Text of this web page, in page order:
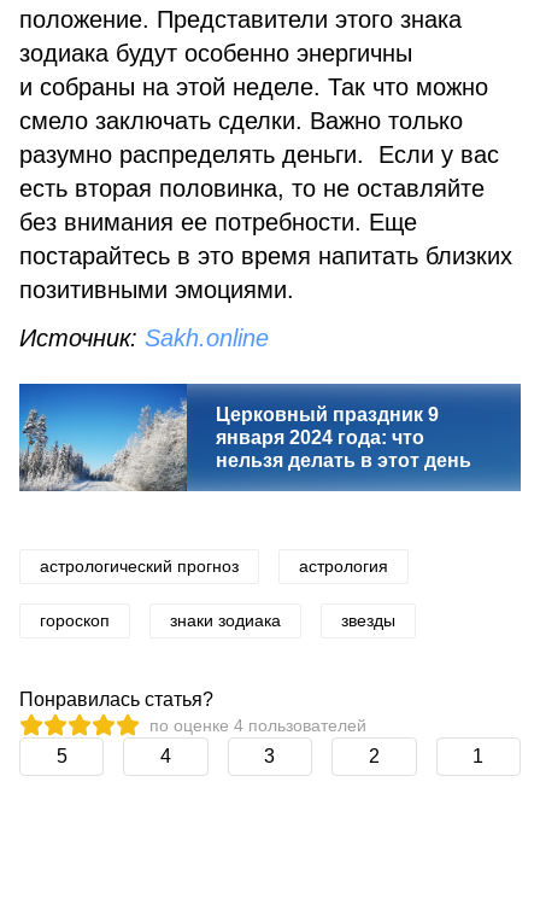
положение. Представители этого знака
зодиака будут особенно энергичны
и собраны на этой неделе. Так что можно
смело заключать сделки. Важно только
разумно распределять деньги. Если у вас
есть вторая половинка, то не оставляйте
без внимания ее потребности. Еще
постарайтесь в это время напитать близких
позитивными эмоциями.
Источник: Sakh.online
Церковный праздник 9
января 2024 года: что
нельзя делать в этот день
астрологический прогноз астрология
гороскоп знаки зодиака звезды
Понравилась статья?
по оценке 4 пользователей
5 4 3 2 1